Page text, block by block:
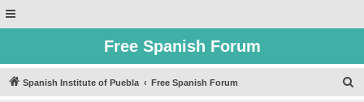
Free Spanish Forum
Spanish Institute of Puebla Free Spanish Forum